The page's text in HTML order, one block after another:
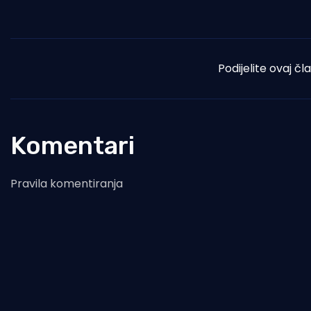
Podijelite ovaj
Komentari
Pravila komentiranja